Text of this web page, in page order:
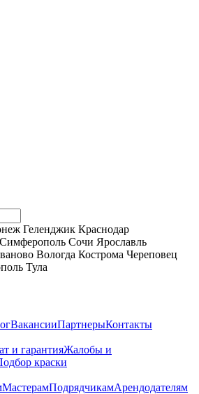
Геленджик Краснодар
Симферополь Сочи Ярославль
Вологда Кострома Череповец
Тула
ВакансииПартнерыКонтакты
и гарантияЖалобы и
краски
МастерамПодрядчикамАрендодателям